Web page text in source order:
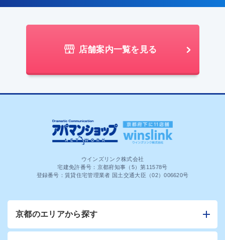
店舗案内一覧を見る
ウインズリンク株式会社
宅建免許番号：京都府知事（5）第11578号
登録番号：賃貸住宅管理業者 国土交通大臣（02）006620号
京都のエリアから探す